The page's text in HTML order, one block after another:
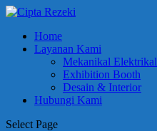
Home
Layanan Kami
Mekanikal Elektrikal
Exhibition Booth
Desain & Interior
Hubungi Kami
Select Page